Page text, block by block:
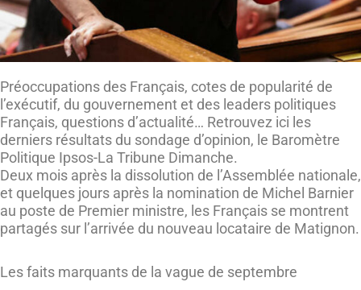
Préoccupations des Français, cotes de popularité de
l’exécutif, du gouvernement et des leaders politiques
Français, questions d’actualité… Retrouvez ici les
derniers résultats du sondage d’opinion, le Baromètre
Politique Ipsos-La Tribune Dimanche.
Deux mois après la dissolution de l’Assemblée nationale,
et quelques jours après la nomination de Michel Barnier
au poste de Premier ministre, les Français se montrent
partagés sur l’arrivée du nouveau locataire de Matignon.
Les faits marquants de la vague de septembre